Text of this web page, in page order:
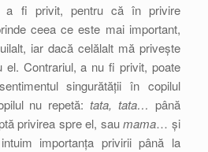
a fi privit, pentru că în privire
ceea ce este mai important,
iar dacă celălalt mă privește
el. Contrariul, a nu fi privit, poate
singurătății în copilul
nu repetă:tata, tata… până
privirea spre el, saumama… și
importanța privirii până la